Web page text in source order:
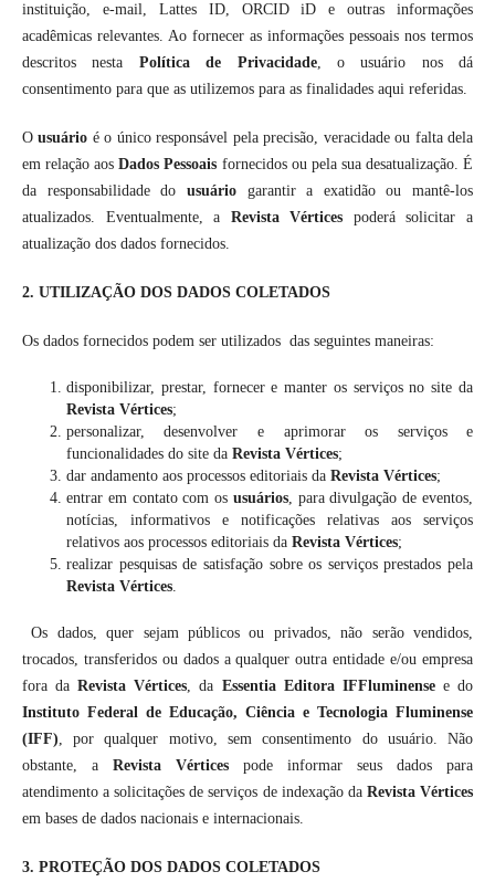
instituição, e-mail, Lattes ID, ORCID iD e outras informações
acadêmicas relevantes. Ao fornecer as informações pessoais nos termos
descritos nesta Política de Privacidade, o usuário nos dá
consentimento para que as utilizemos para as finalidades aqui referidas.
Ousuário é o único responsável pela precisão, veracidade ou falta dela
em relação aosDados Pessoais fornecidos ou pela sua desatualização. É
da responsabilidade do usuáriogarantir a exatidão ou mantê-los
atualizados. Eventualmente, a Revista Vértices poderá solicitar a
atualização dos dados fornecidos.
2. UTILIZAÇÃO DOS DADOS COLETADOS
Os dados fornecidos podem ser utilizados das seguintes maneiras:
disponibilizar, prestar, fornecer e manter os serviços no site da
Revista Vértices;
personalizar, desenvolver e aprimorar os serviços e
funcionalidades do site da Revista Vértices;
dar andamento aos processos editoriais da Revista Vértices;
entrar em contato com os usuários, para divulgação de eventos,
notícias, informativos e notificações relativas aos serviços
relativos aos processos editoriais da Revista Vértices;
realizar pesquisas de satisfação sobre os serviços prestados pela
Revista Vértices.
Os dados, quer sejam públicos ou privados, não serão vendidos,
trocados, transferidos ou dados a qualquer outra entidade e/ou empresa
fora daRevista Vértices, da Essentia Editora IFFluminensee do
Instituto Federal de Educação, Ciência e Tecnologia Fluminense
(IFF), por qualquer motivo, sem consentimento do usuário. Não
obstante, a Revista Vértices pode informar seus dados para
atendimento a solicitações de serviços de indexação da Revista Vértices
em bases de dados nacionais e internacionais.
3. PROTEÇÃO DOS DADOS COLETADOS